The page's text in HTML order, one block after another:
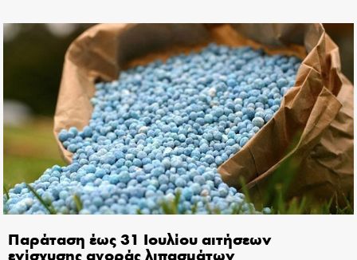
Παράταση έως 31 Ιουλίου αιτήσεων
ενίσχυσης αγοράς λιπασμάτων